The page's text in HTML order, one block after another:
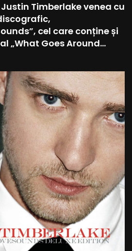
Timberlake venea cu
cel care conține și
„What Goes Around…